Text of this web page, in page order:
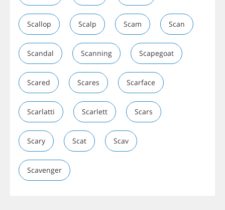
Scallop Scalp Scam Scan
Scandal Scanning Scapegoat
Scared Scares Scarface
Scarlatti Scarlett Scars
Scary Scat Scav
Scavenger